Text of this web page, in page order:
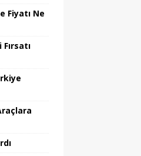
Fiyatı Ne